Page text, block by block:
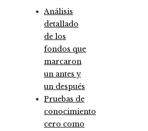
Análisis
detallado
de los
fondos que
marcaron
un antes y
un después
Pruebas de
conocimiento
cero como